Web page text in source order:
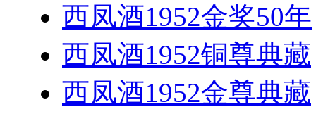
西凤酒1952金奖50年
西凤酒1952铜尊典藏
西凤酒1952金尊典藏